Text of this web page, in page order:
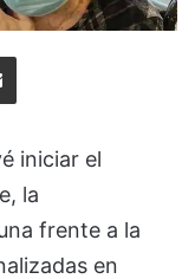
Compartir via Email
iniciar el
la
frente a la
en